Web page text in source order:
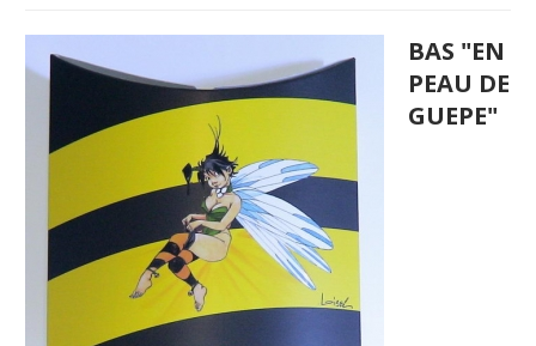
BAS "EN
PEAU DE
GUEPE"